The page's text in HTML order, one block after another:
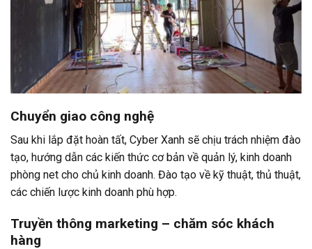
Chuyển giao công nghệ
Sau khi lắp đặt hoàn tất, Cyber Xanh sẽ chịu trách nhiệm đào
tạo, hướng dẫn các kiến thức cơ bản về quản lý, kinh doanh
phòng net cho chủ kinh doanh. Đào tạo về kỹ thuật, thủ thuật,
các chiến lược kinh doanh phù hợp.
Truyền thông marketing – chăm sóc khách
hàng